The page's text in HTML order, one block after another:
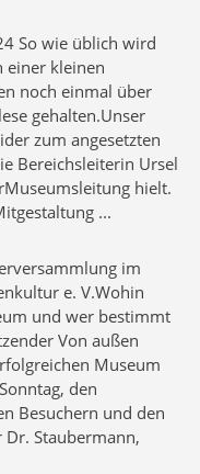
So wie üblich wird
einer kleinen
noch einmal über
gehalten.Unser
zum angesetzten
Bereichsleiterin Ursel
hielt.
...
im
e. V.Wohin
und wer bestimmt
Von außen
Museum
den
Besuchern und den
Staubermann,